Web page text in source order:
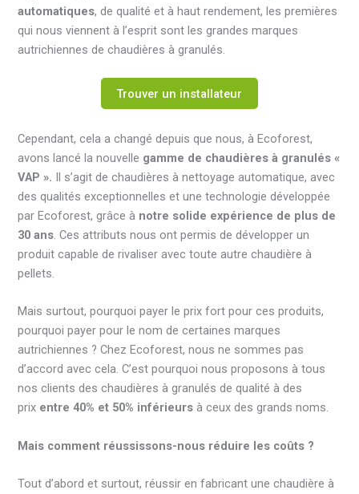
automatiques, de qualité et à haut rendement, les premières
qui nous viennent à l’esprit sont les grandes marques
autrichiennes de chaudières à granulés.
Trouver un installateur
Cependant, cela a changé depuis que nous, à Ecoforest,
avons lancé la nouvelle gamme de chaudières à granulés «
VAP ». Il s’agit de chaudières à nettoyage automatique, avec
des qualités exceptionnelles et une technologie développée
par Ecoforest, grâce à notre solide expérience de plus de
30 ans. Ces attributs nous ont permis de développer un
produit capable de rivaliser avec toute autre chaudière à
pellets.
Mais surtout, pourquoi payer le prix fort pour ces produits,
pourquoi payer pour le nom de certaines marques
autrichiennes ? Chez Ecoforest, nous ne sommes pas
d’accord avec cela. C’est pourquoi nous proposons à tous
nos clients des chaudières à granulés de qualité à des
prix entre 40% et 50% inférieurs à ceux des grands noms.
Mais comment réussissons-nous réduire les coûts ?
Tout d’abord et surtout, réussir en fabricant une chaudière à